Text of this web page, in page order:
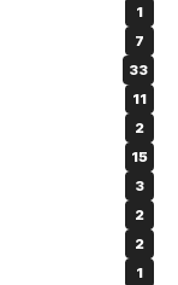
1
7
33
11
2
15
3
2
2
1